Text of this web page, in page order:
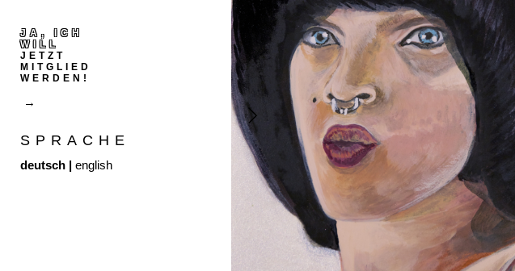
JA, ICH
WILL
JETZT
MITGLIED
WERDEN!
SPRACHE
deutsch | english